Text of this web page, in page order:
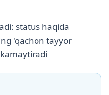
status haqida
'qachon tayyor